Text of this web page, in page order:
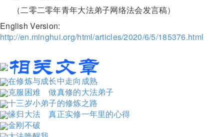
（二零二零年青年大法弟子网络法会发言稿）
English Version:
http://en.minghui.org/html/articles/2020/6/5/185376.html
在修炼与成长中走向成熟
克服困难 做真修的大法弟子
十三岁小弟子的修炼之路
缘归大法 真正实修一年里的心得
金刚不破